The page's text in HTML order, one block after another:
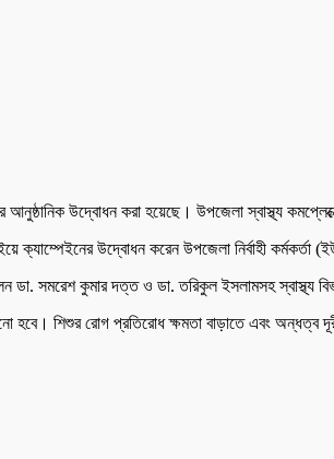
উদ্বোধন করা হয়েছে। উপজেলা স্বাস্থ্য
ক্যাম্পেইনের উদ্বোধন করেন উপজেলা নির্বাহী কর্মকর্তা
সমরেশ কুমার দত্ত ও ডা. তরিকুল ইসলামসহ স্বাস্থ্য
হবে। শিশুর রোগ প্রতিরোধ ক্ষমতা বাড়াতে এবং অন্ধত্ব